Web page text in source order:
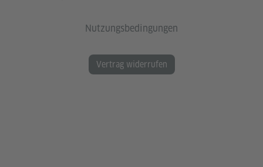
Nutzungsbedingungen
Vertrag widerrufen